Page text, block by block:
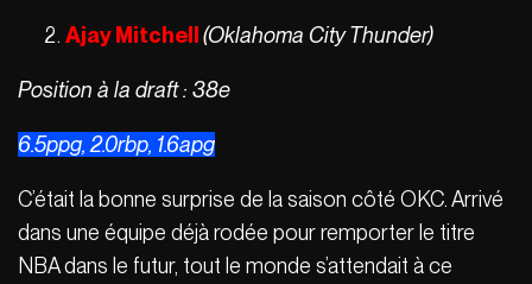
Ajay Mitchell (Oklahoma City Thunder)
Position à la draft : 38e
6.5ppg, 2.0rbp, 1.6apg
C’était la bonne surprise de la saison côté OKC. Arrivé
dans une équipe déjà rodée pour remporter le titre
NBA dans le futur, tout le monde s’attendait à ce